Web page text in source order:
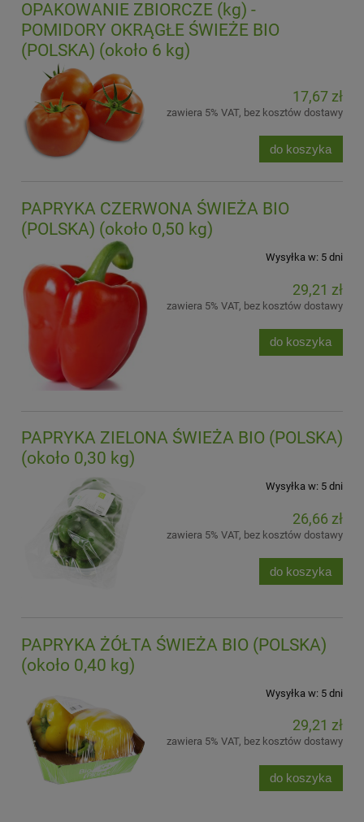
OPAKOWANIE ZBIORCZE (kg) -
POMIDORY OKRĄGŁE ŚWIEŻE BIO
(POLSKA) (około 6 kg)
17,67 zł
zawiera 5% VAT, bez kosztów dostawy
do koszyka
PAPRYKA CZERWONA ŚWIEŻA BIO
(POLSKA) (około 0,50 kg)
Wysyłka w: 5 dni
29,21 zł
zawiera 5% VAT, bez kosztów dostawy
do koszyka
PAPRYKA ZIELONA ŚWIEŻA BIO (POLSKA)
(około 0,30 kg)
Wysyłka w: 5 dni
26,66 zł
zawiera 5% VAT, bez kosztów dostawy
do koszyka
PAPRYKA ŻÓŁTA ŚWIEŻA BIO (POLSKA)
(około 0,40 kg)
Wysyłka w: 5 dni
29,21 zł
zawiera 5% VAT, bez kosztów dostawy
do koszyka